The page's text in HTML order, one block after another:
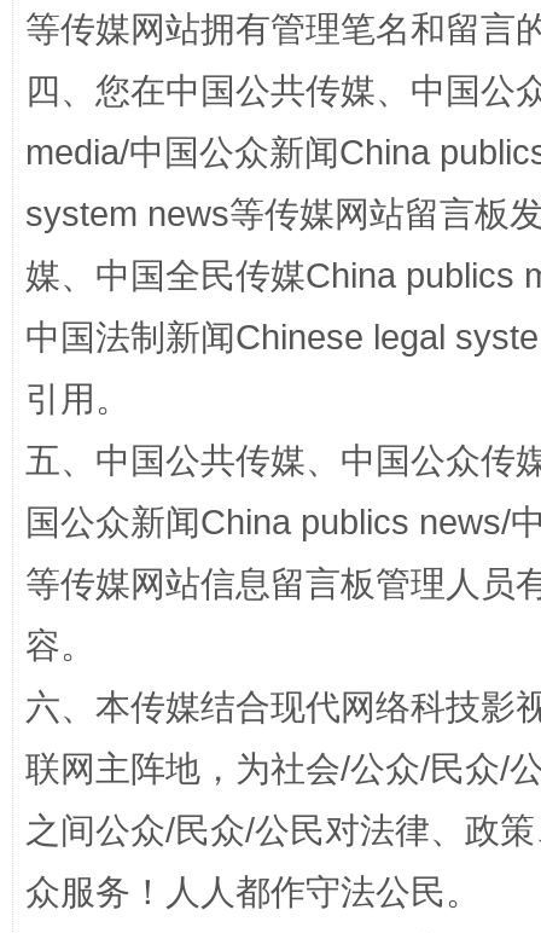
等传媒网站拥有管理笔名和留言
四、您在中国公共传媒、中国公
media/中国公众新闻China
system news等传媒网站留言板
媒、中国全民传媒China publics
中国法制新闻Chinese legal
引用。
五、中国公共传媒、中国公众传
国公众新闻China publics news/
等传媒网站信息留言板管理人员
容。
六、本传媒结合现代网络科技影
联网主阵地，为社会/公众/民众/
之间公众/民众/公民对法律、政
众服务！人人都作守法公民。